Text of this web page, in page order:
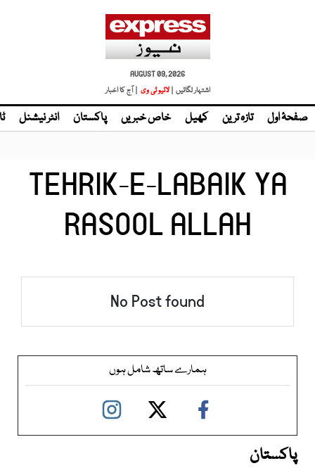
AUGUST 09, 2026
اشتہار لگائیں |
| آج کا اخبار
صفحۂ اول تازہ ترین کھیل خاص خبریں پاکستان انٹر نیشنل
TEHRIK-E-LABAIK YA
RASOOL ALLAH
No Post found
ہمارے ساتھ شامل ہوں
پاکستان